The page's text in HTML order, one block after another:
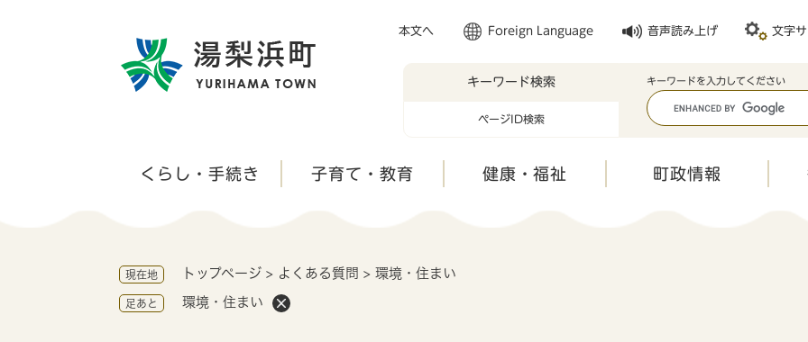
本文へ Foreign Language 音声読み上げ 文字
キーワード検索
ページID検索
キ
ー
ワ
ド
キーワードを入力してください
くらし・手続き 子育て・教育 健康・福祉 町政情報
現在地 トップページ > よくある質問 > 環境・住まい
足あと 環境・住まい